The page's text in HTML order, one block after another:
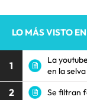
LO MÁS VISTO
1
La
en la selva
2 Se filtran